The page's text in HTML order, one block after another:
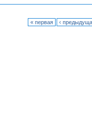
« первая ‹